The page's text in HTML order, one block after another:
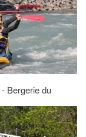
- Bergerie du